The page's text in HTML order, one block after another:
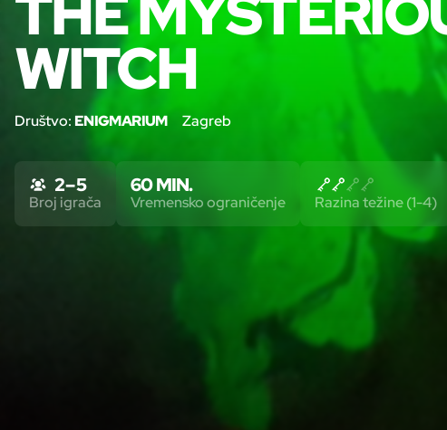
WITCH
Društvo: ENIGMARIUM Zagreb
2 – 5
Broj igrača
60 MIN.
Vremensko ograničenje Razina težine (1-4)